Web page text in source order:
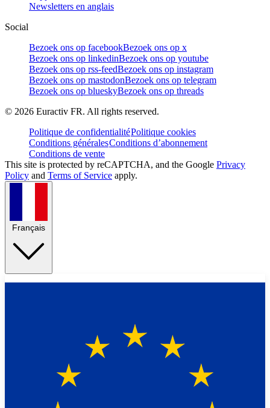
Newsletters en anglais
Social
Bezoek ons op facebookBezoek ons op x
Bezoek ons op linkedinBezoek ons op youtube
Bezoek ons op rss-feedBezoek ons op instagram
Bezoek ons op mastodonBezoek ons op telegram
Bezoek ons op blueskyBezoek ons op threads
© 2026 Euractiv FR. All rights reserved.
Politique de confidentialitéPolitique cookies
Conditions généralesConditions d’abonnement
Conditions de vente
This site is protected by reCAPTCHA, and the Google Privacy
Policy and Terms of Service apply.
Français